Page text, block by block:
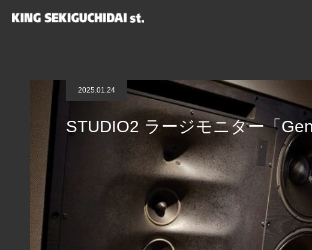
NEWS STUDIO2 ラージモニター「Genelec 1035A」を「Genelec 1235A」
2025.01.24
STUDIO2 ラージモニター「